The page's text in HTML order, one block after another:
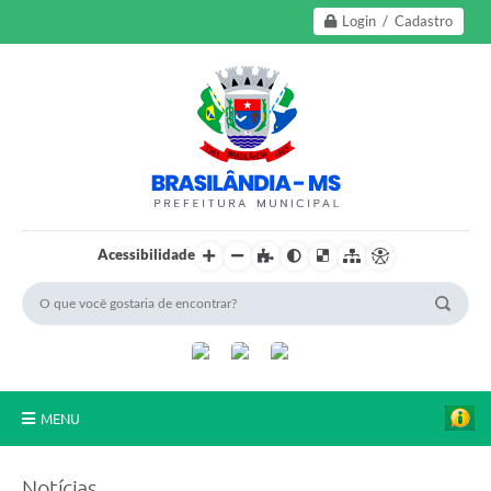
Login / Cadastro
Acessibilidade
MENU